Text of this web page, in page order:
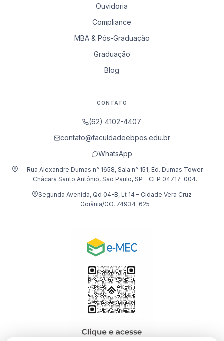
Ouvidoria
Compliance
MBA & Pós-Graduação
Graduação
Blog
CONTATO
(62) 4102-4407
contato@faculdadeebpos.edu.br
WhatsApp
Rua Alexandre Dumas n° 1658, Sala n° 151, Ed. Dumas Tower.
Chácara Santo Antônio, São Paulo, SP - CEP 04717-004.
Segunda Avenida, Qd 04-B, Lt 14 – Cidade Vera Cruz
Goiânia/GO, 74934-625